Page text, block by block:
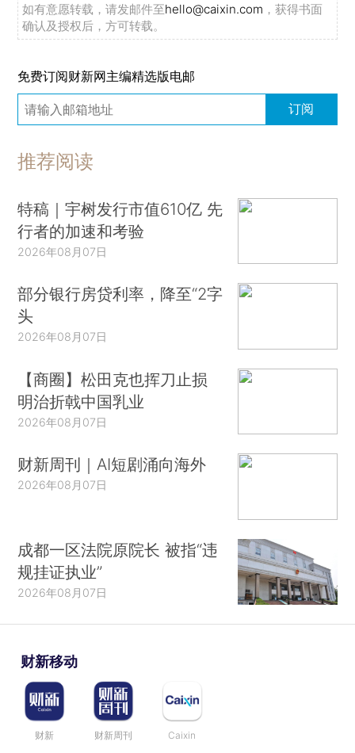
如有意愿转载，请发邮件至hello@caixin.com ，获得书面
确认及授权后，方可转载。
免费订阅财新网主编精选版电邮
订阅
推荐阅读
特稿｜宇树发行市值610亿 先
行者的加速和考验
2026年08月07日
部分银行房贷利率，降至“2字
头
2026年08月07日
【商圈】松田克也挥刀止损
明治折戟中国乳业
2026年08月07日
财新周刊｜AI短剧涌向海外
2026年08月07日
成都一区法院原院长 被指“违
规挂证执业”
2026年08月07日
财新移动
财新 财新周刊 Caixin